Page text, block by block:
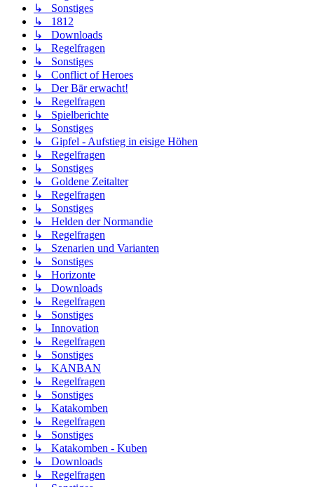
↳ Sonstiges
↳ 1812
↳ Downloads
↳ Regelfragen
↳ Sonstiges
↳ Conflict of Heroes
↳ Der Bär erwacht!
↳ Regelfragen
↳ Spielberichte
↳ Sonstiges
↳ Gipfel - Aufstieg in eisige Höhen
↳ Regelfragen
↳ Sonstiges
↳ Goldene Zeitalter
↳ Regelfragen
↳ Sonstiges
↳ Helden der Normandie
↳ Regelfragen
↳ Szenarien und Varianten
↳ Sonstiges
↳ Horizonte
↳ Downloads
↳ Regelfragen
↳ Sonstiges
↳ Innovation
↳ Regelfragen
↳ Sonstiges
↳ KANBAN
↳ Regelfragen
↳ Sonstiges
↳ Katakomben
↳ Regelfragen
↳ Sonstiges
↳ Katakomben - Kuben
↳ Downloads
↳ Regelfragen